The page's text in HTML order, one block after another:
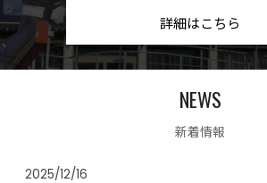
詳細はこちら
NEWS
新着情報
2025/12/16